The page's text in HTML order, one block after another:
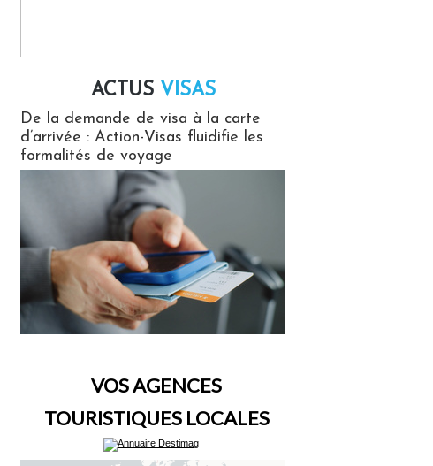
ACTUS VISAS
De la demande de visa à la carte
d’arrivée : Action-Visas fluidifie les
formalités de voyage
VOS AGENCES
TOURISTIQUES LOCALES